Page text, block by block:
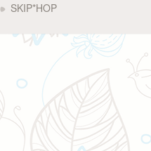
SKIP*HOP